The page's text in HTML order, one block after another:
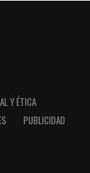
Y ÉTICA
PUBLICIDAD